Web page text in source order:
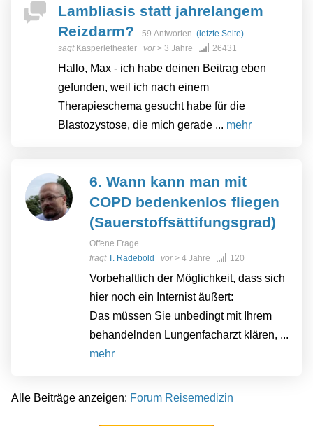
Lambliasis statt jahrelangem
Reizdarm?
59 Antworten (letzte Seite)
sagt Kasperletheater vor> 3 Jahre 26431
Hallo, Max - ich habe deinen Beitrag eben
gefunden, weil ich nach einem
Therapieschema gesucht habe für die
Blastozystose, die mich gerade ... mehr
6. Wann kann man mit
COPD bedenkenlos fliegen
(Sauerstoffsättifungsgrad)
Offene Frage
fragtT. Radebold vor> 4 Jahre 120
Vorbehaltlich der Möglichkeit, dass sich
hier noch ein Internist äußert:
Das müssen Sie unbedingt mit Ihrem
behandelnden Lungenfacharzt klären, ...
mehr
Alle Beiträge anzeigen: Forum Reisemedizin